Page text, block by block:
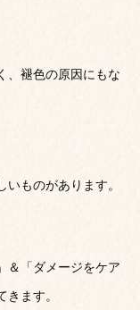
、褪色の原因にもな
ものがあります。
＆「ダメージをケア
ます。